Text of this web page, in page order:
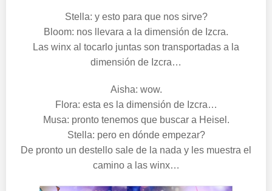
Stella: y esto para que nos sirve?
Bloom: nos llevara a la dimensión de Izcra.
Las winx al tocarlo juntas son transportadas a la
dimensión de Izcra…
Aisha: wow.
Flora: esta es la dimensión de Izcra…
Musa: pronto tenemos que buscar a Heisel.
Stella: pero en dónde empezar?
De pronto un destello sale de la nada y les muestra el
camino a las winx…